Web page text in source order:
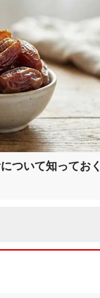
ついて知ってお